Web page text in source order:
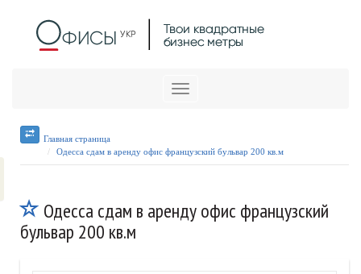
Меню
Главная страница
Одесса сдам в аренду офис французский бульвар 200 кв.м
Одесса сдам в аренду офис французский
бульвар 200 кв.м